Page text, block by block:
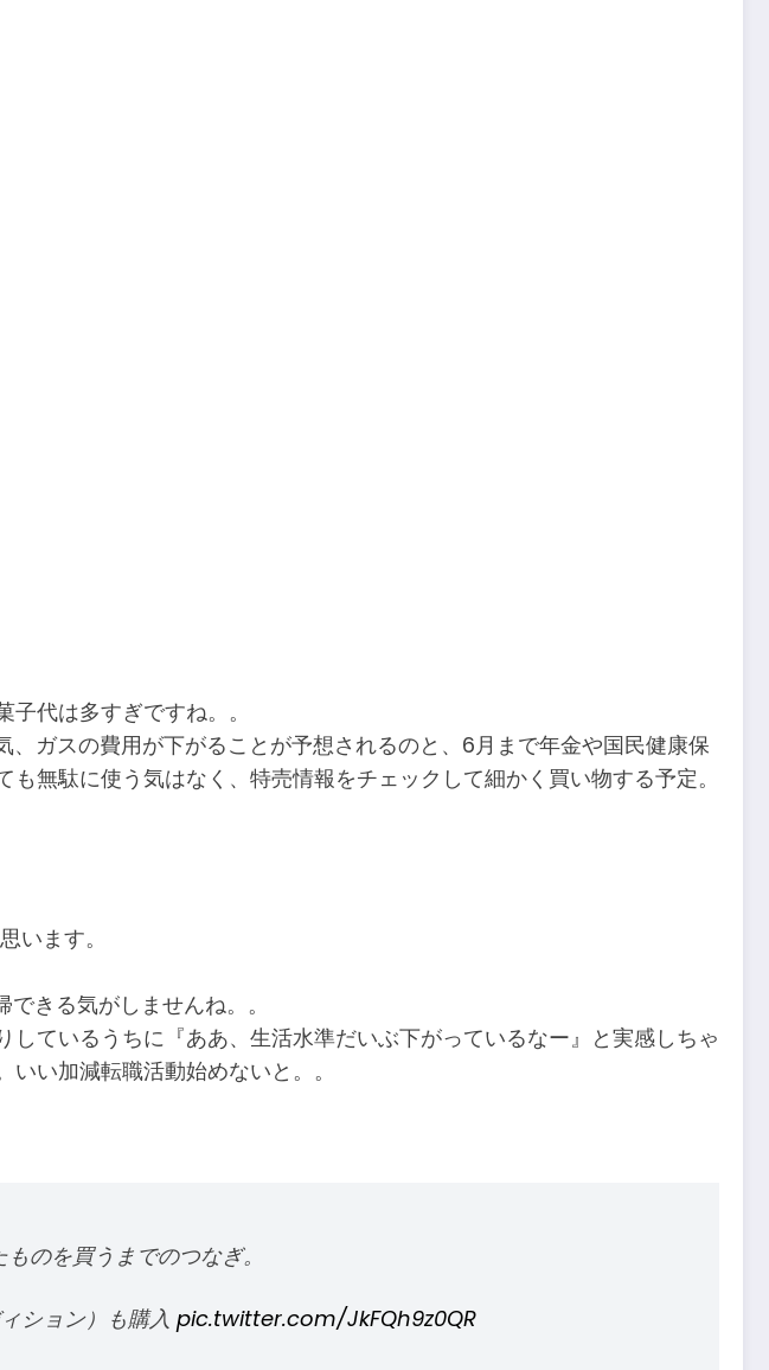
代は多すぎですね。。
ガスの費用が下がることが予想されるのと、6月まで年金や国民健康保
無駄に使う気はなく、特売情報をチェックして細かく買い物する予定。
います。
きる気がしませんね。。
ているうちに『ああ、生活水準だいぶ下がっているなー』と実感しちゃ
い加減転職活動始めないと。。
のを買うまでのつなぎ。
ション）も購入 pic.twitter.com/JkFQh9z0QR